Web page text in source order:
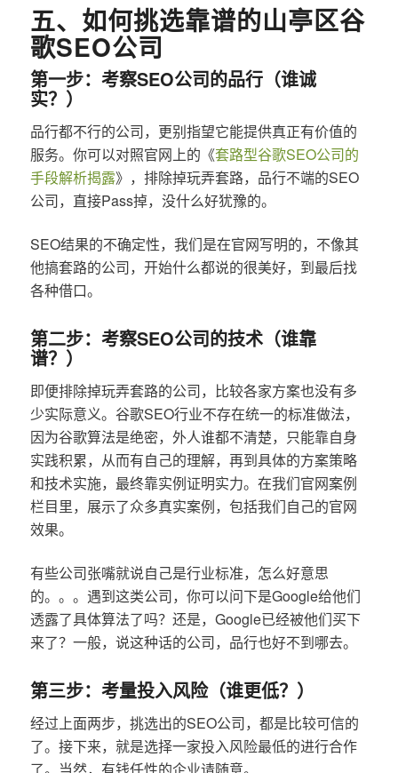
五、如何挑选靠谱的山亭区谷
歌SEO公司
第一步：考察SEO公司的品行（谁诚
实？）
品行都不行的公司，更别指望它能提供真正有价值的
服务。你可以对照官网上的《套路型谷歌SEO公司的
手段解析揭露》，排除掉玩弄套路，品行不端的SEO
公司，直接Pass掉，没什么好犹豫的。
SEO结果的不确定性，我们是在官网写明的，不像其
他搞套路的公司，开始什么都说的很美好，到最后找
各种借口。
第二步：考察SEO公司的技术（谁靠
谱？）
即便排除掉玩弄套路的公司，比较各家方案也没有多
少实际意义。谷歌SEO行业不存在统一的标准做法，
因为谷歌算法是绝密，外人谁都不清楚，只能靠自身
实践积累，从而有自己的理解，再到具体的方案策略
和技术实施，最终靠实例证明实力。在我们官网案例
栏目里，展示了众多真实案例，包括我们自己的官网
效果。
有些公司张嘴就说自己是行业标准，怎么好意思
的。。。遇到这类公司，你可以问下是Google给他们
透露了具体算法了吗？还是，Google已经被他们买下
来了？一般，说这种话的公司，品行也好不到哪去。
第三步：考量投入风险（谁更低？）
经过上面两步，挑选出的SEO公司，都是比较可信的
了。接下来，就是选择一家投入风险最低的进行合作